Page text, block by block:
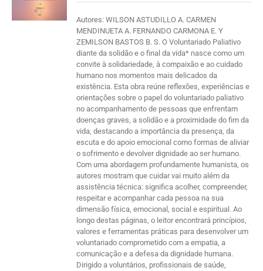
Autores: WILSON ASTUDILLO A. CARMEN
MENDINUETA A. FERNANDO CARMONA E. Y
ZEMILSON BASTOS B. S. O Voluntariado Paliativo
diante da solidão e o final da vida* nasce como um
convite à solidariedade, à compaixão e ao cuidado
humano nos momentos mais delicados da
existência. Esta obra reúne reflexões, experiências e
orientações sobre o papel do voluntariado paliativo
no acompanhamento de pessoas que enfrentam
doenças graves, a solidão e a proximidade do fim da
vida, destacando a importância da presença, da
escuta e do apoio emocional como formas de aliviar
o sofrimento e devolver dignidade ao ser humano.
Com uma abordagem profundamente humanista, os
autores mostram que cuidar vai muito além da
assistência técnica: significa acolher, compreender,
respeitar e acompanhar cada pessoa na sua
dimensão física, emocional, social e espiritual. Ao
longo destas páginas, o leitor encontrará princípios,
valores e ferramentas práticas para desenvolver um
voluntariado comprometido com a empatia, a
comunicação e a defesa da dignidade humana.
Dirigido a voluntários, profissionais de saúde,